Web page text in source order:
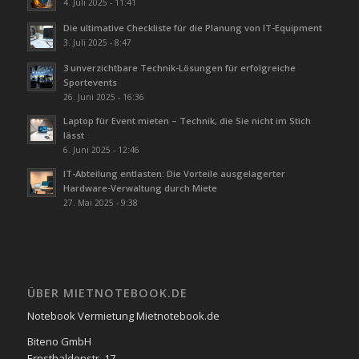
4. Juli 2025 - 11:41
Die ultimative Checkliste für die Planung von IT-Equipment
3. Juli 2025 - 8:47
3 unverzichtbare Technik-Lösungen für erfolgreiche
Sportevents
26. Juni 2025 - 16:36
Laptop für Event mieten – Technik, die Sie nicht im Stich
lässt
6. Juni 2025 - 12:46
IT-Abteilung entlasten: Die Vorteile ausgelagerter
Hardware-Verwaltung durch Miete
27. Mai 2025 - 9:38
ÜBER MIETNOTEBOOK.DE
Notebook Vermietung Mietnotebook.de
Biteno GmbH